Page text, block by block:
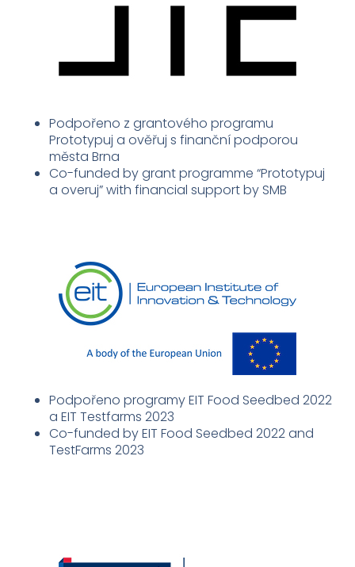
Podpořeno z grantového programu
Prototypuj a ověřuj s finanční podporou
města Brna
Co-funded by grant programme “Prototypuj
a overuj” with financial support by SMB
Podpořeno programy EIT Food Seedbed 2022
a EIT Testfarms 2023
Co-funded by EIT Food Seedbed 2022 and
TestFarms 2023